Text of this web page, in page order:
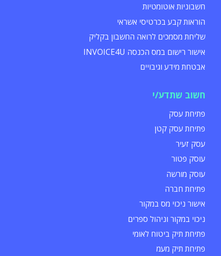
חשבוניות אוטומטיות
הוראות קבע בכרטיסי אשראי
שליחת מסמכים לרואה החשבון בקליק
אישור רישום במס הכנסה INVOICE4U
אבטחת מידע וגיבויים
חשוב שתדע/י
פתיחת עסק
פתיחת עסק קטן
עסק זעיר
עוסק פטור
עוסק מורשה
פתיחת חברה
אישור ניכוי מס במקור
ניכוי במקור וניהול ספרים
פתיחת תיק ביטוח לאומי
פתיחת תיק מעמ